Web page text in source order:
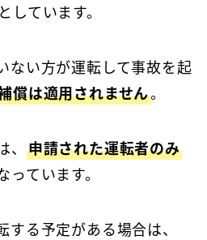
としています。
ない方が運転して事故を起
償は適用されません。
申請された運転者のみ
ています。
る予定がある場合は、